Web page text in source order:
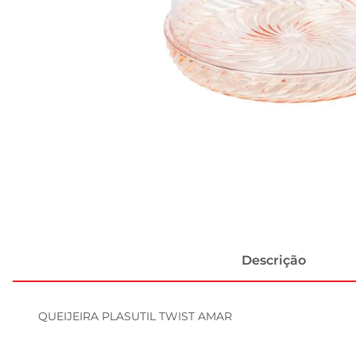
Descrição
QUEIJEIRA PLASUTIL TWIST AMAR